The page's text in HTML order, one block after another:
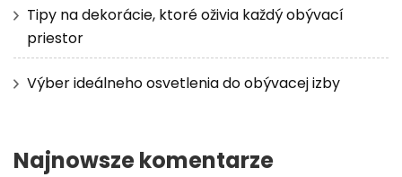
Tipy na dekorácie, ktoré oživia každý obývací
priestor
Výber ideálneho osvetlenia do obývacej izby
Najnowsze komentarze